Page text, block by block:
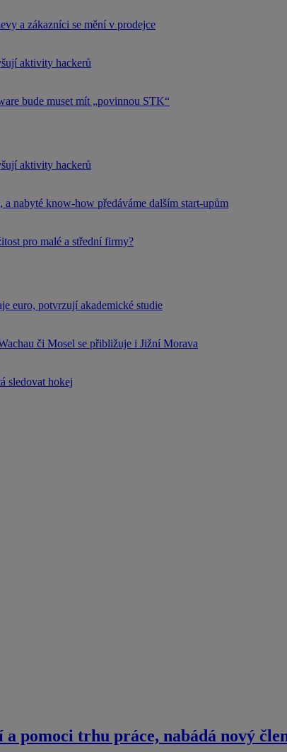
a zákazníci se mění v prodejce
aktivity hackerů
bude muset mít „povinnou STK“
aktivity hackerů
nabyté know-how předáváme dalším start-upům
pro malé a střední firmy?
euro, potvrzují akademické studie
či Mosel se přibližuje i Jižní Morava
sledovat hokej
pomoci trhu práce, nabádá nový